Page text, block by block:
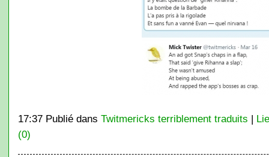
17:37 Publié dans Twitmericks terriblement traduits |
(0)